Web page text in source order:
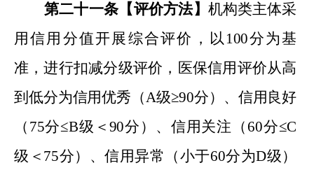
第二十一条【评价方法】机构类主体采
用信用分值开展综合评价 ， 以 100分为基
准，进行扣减分级评价 ， 医保信用评价从高
到低分为信用优秀（A级≥90分）、信用良好
（ 75分≤B级 ＜ 90分 ）、 信用关注（ 60分≤C
级 ＜ 75分）、信用异常（小于60分为D级）